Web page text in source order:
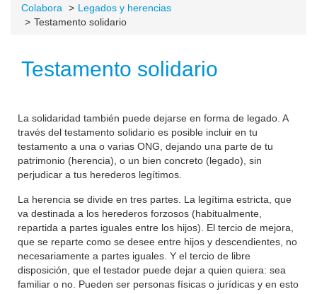
Colabora
Legados y herencias
Testamento solidario
Testamento solidario
La solidaridad también puede dejarse en forma de legado. A
través del testamento solidario es posible incluir en tu
testamento a una o varias ONG, dejando una parte de tu
patrimonio (herencia), o un bien concreto (legado), sin
perjudicar a tus herederos legítimos.
La herencia se divide en tres partes. La legítima estricta, que
va destinada a los herederos forzosos (habitualmente,
repartida a partes iguales entre los hijos). El tercio de mejora,
que se reparte como se desee entre hijos y descendientes, no
necesariamente a partes iguales. Y el tercio de libre
disposición, que el testador puede dejar a quien quiera: sea
familiar o no. Pueden ser personas físicas o jurídicas y en esto